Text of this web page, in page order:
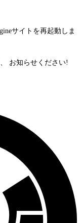
サイトを再起動しま
お知らせください!